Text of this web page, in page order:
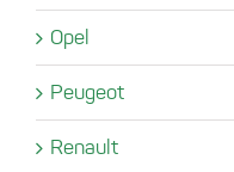
Opel
Peugeot
Renault